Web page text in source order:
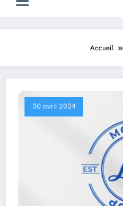
Accueil
30 avril 2024